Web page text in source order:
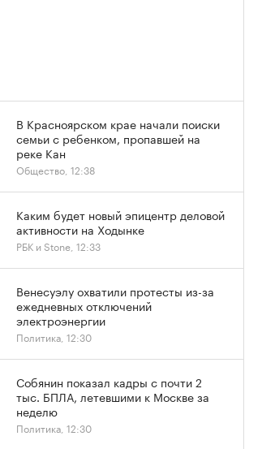
В Красноярском крае начали поиски
семьи с ребенком, пропавшей на
реке Кан
Общество, 12:38
Каким будет новый эпицентр деловой
активности на Ходынке
РБК и Stone, 12:33
Венесуэлу охватили протесты из-за
ежедневных отключений
электроэнергии
Политика, 12:30
Собянин показал кадры с почти 2
тыс. БПЛА, летевшими к Москве за
неделю
Политика, 12:30